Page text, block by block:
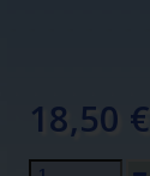
18,50 €